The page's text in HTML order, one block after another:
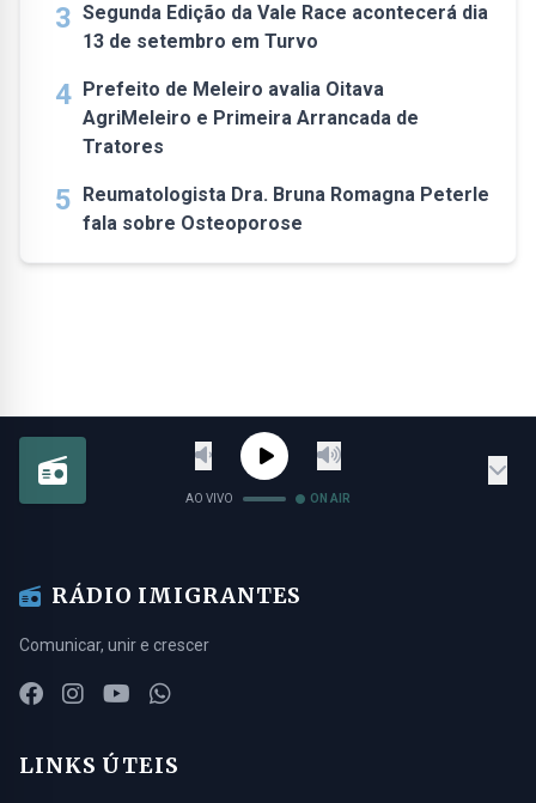
3 Segunda Edição da Vale Race acontecerá dia
13 de setembro em Turvo
4 Prefeito de Meleiro avalia Oitava
AgriMeleiro e Primeira Arrancada de
Tratores
5 Reumatologista Dra. Bruna Romagna Peterle
fala sobre Osteoporose
AO VIVO ON AIR
RÁDIO IMIGRANTES
Comunicar, unir e crescer
LINKS ÚTEIS